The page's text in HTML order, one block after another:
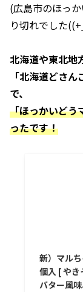
(広島市のほっ
り切れでした
北海道や東北地
「北海道どさ
で、
「ほっかいどう
ったです！
新）マル
個入 [ やき
バター風